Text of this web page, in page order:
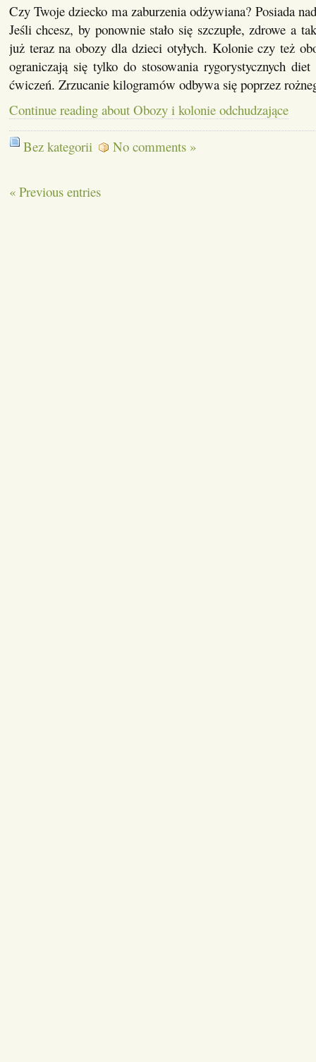
Czy Twoje dziecko ma zaburzenia odżywiana? Posiada
Jeśli chcesz, by ponownie stało się szczupłe, zdrowe a
już teraz na obozy dla dzieci otyłych. Kolonie czy też
ograniczają się tylko do stosowania rygorystycznych diet
ćwiczeń. Zrzucanie kilogramów odbywa się poprzez
Continue reading about Obozy i kolonie odchudzające
Bez kategorii No comments »
« Previous entries